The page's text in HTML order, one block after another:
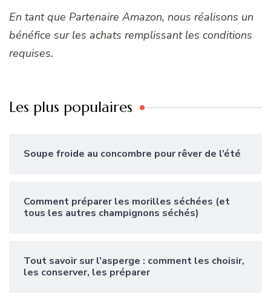
En tant que Partenaire Amazon, nous réalisons un
bénéfice sur les achats remplissant les conditions
requises.
Les plus populaires
Soupe froide au concombre pour rêver de l’été
Comment préparer les morilles séchées (et
tous les autres champignons séchés)
Tout savoir sur l’asperge : comment les choisir,
les conserver, les préparer